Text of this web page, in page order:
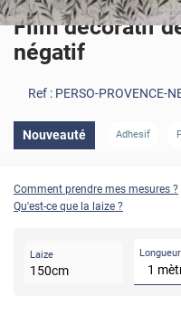
Film décoratif
négatif
Ref : PERSO-PROVENCE-
Nouveauté Adhesif
Comment prendre mes mesures ?
Qu'est-ce que la laize ?
Laize
150cm
Longueur